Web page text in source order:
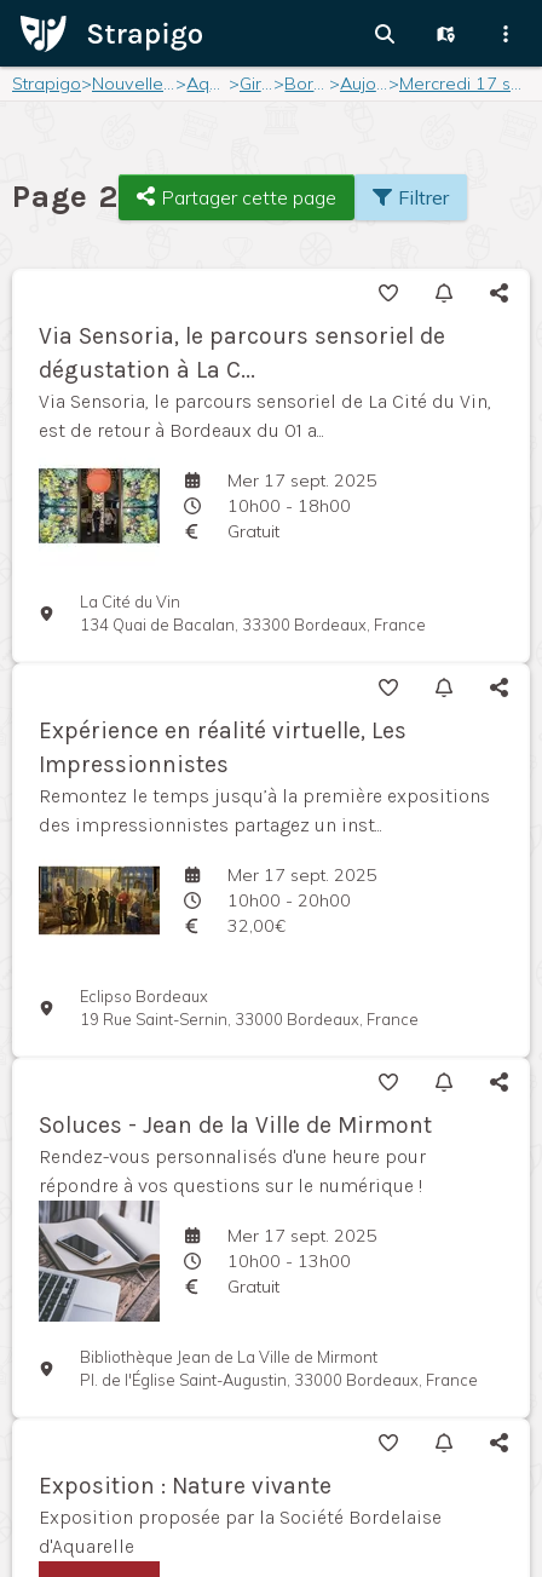
Strapigo> Nouvelle-Aquitaine> Aquitaine > Gironde> Bordeaux > Aujourd'hui> Mercredi 17 septembre 2025
Page 2 Partager cette page Filtrer
Via Sensoria, le parcours sensoriel de
dégustation à La C...
Via Sensoria, le parcours sensoriel de La Cité du Vin,
est de retour à Bordeaux du 01 a...
Mer 17 sept. 2025
10h00 - 18h00
Gratuit
La Cité du Vin
134 Quai de Bacalan, 33300 Bordeaux, France
Expérience en réalité virtuelle, Les
Impressionnistes
Remontez le temps jusqu’à la première expositions
des impressionnistes partagez un inst...
Mer 17 sept. 2025
10h00 - 20h00
32,00€
Eclipso Bordeaux
19 Rue Saint-Sernin, 33000 Bordeaux, France
Soluces - Jean de la Ville de Mirmont
Rendez-vous personnalisés d'une heure pour
répondre à vos questions sur le numérique !
Mer 17 sept. 2025
10h00 - 13h00
Gratuit
Bibliothèque Jean de La Ville de Mirmont
Pl. de l'Église Saint-Augustin, 33000 Bordeaux, France
Exposition : Nature vivante
Exposition proposée par la Société Bordelaise
d'Aquarelle